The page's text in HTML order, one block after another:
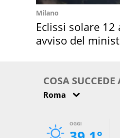
Milano
Eclissi solare 12
avviso del